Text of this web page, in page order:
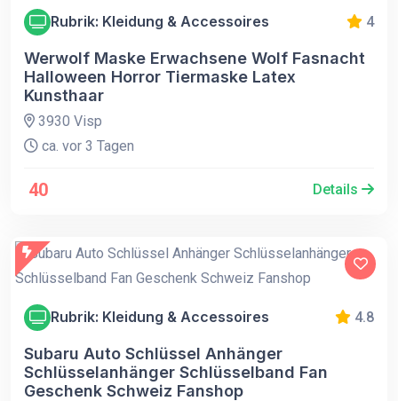
Rubrik: Kleidung & Accessoires 4
Werwolf Maske Erwachsene Wolf Fasnacht
Halloween Horror Tiermaske Latex
Kunsthaar
3930 Visp
ca. vor 3 Tagen
40 Details
Rubrik: Kleidung & Accessoires 4.8
Subaru Auto Schlüssel Anhänger
Schlüsselanhänger Schlüsselband Fan
Geschenk Schweiz Fanshop